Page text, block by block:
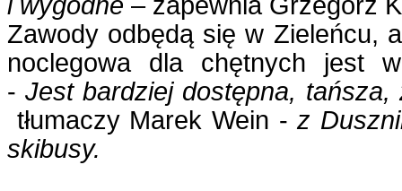
Zawody odbędą się w Zieleńcu,
noclegowa dla chętnych jest
-Jest bardziej dostępna, tańsza,
tłumaczy Marek Wein -z
skibusy.